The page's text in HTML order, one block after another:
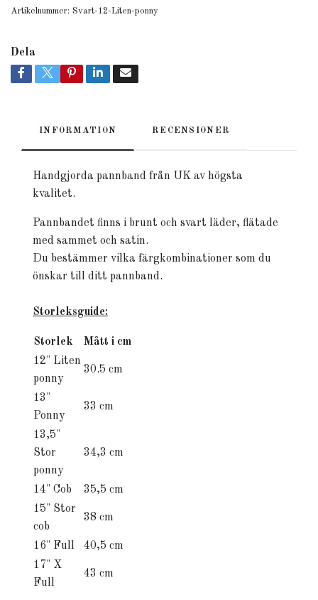
Artikelnummer: Svart-12-Liten-ponny
Dela
INFORMATION RECENSIONER
Handgjorda pannband från UK av högsta
kvalitet.
Pannbandet finns i brunt och svart läder, flätade
med sammet och satin.
Du bestämmer vilka färgkombinationer som du
önskar till ditt pannband.
Storleksguide:
Storlek
Mått i cm
12" Liten
ponny
30.5 cm
13"
Ponny
33 cm
13,5"
Stor
ponny
34,3 cm
14" Cob
35,5 cm
15" Stor
cob
38 cm
16" Full
40,5 cm
17" X
Full
43 cm